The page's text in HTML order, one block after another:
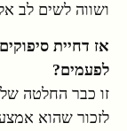
ושווה לשים לב
אז דחיית
לפעמים?
זו כבר החלטה
לזכור שהוא